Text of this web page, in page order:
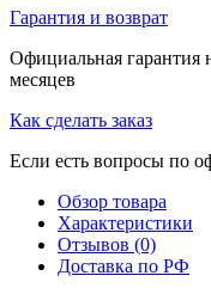
Гарантия и возврат
Официальная гарантия
месяцев
Как сделать заказ
Если есть вопросы по
Обзор товара
Характеристики
Отзывов (0)
Доставка по РФ